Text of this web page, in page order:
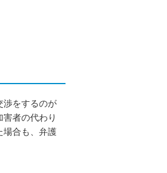
渉をするのが
者の代わり
場合も、弁護